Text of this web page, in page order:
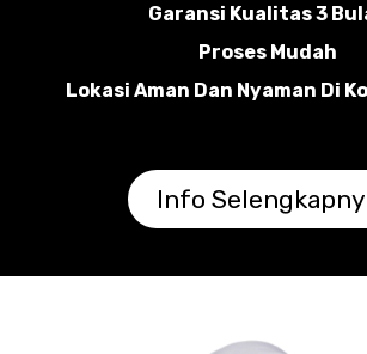
Garansi Kualitas 3
Proses Mudah
Lokasi Aman Dan Nyaman Di
Info